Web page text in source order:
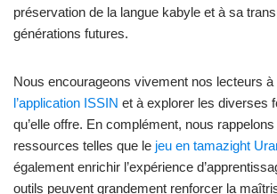
préservation de la langue kabyle et à sa
générations futures.
Nous encourageons vivement nos lecteurs à
l’application ISSIN et à explorer les diverses
qu’elle offre. En complément, nous rappelons
ressources telles que le jeu en tamazight
également enrichir l’expérience
outils peuvent grandement renforcer la